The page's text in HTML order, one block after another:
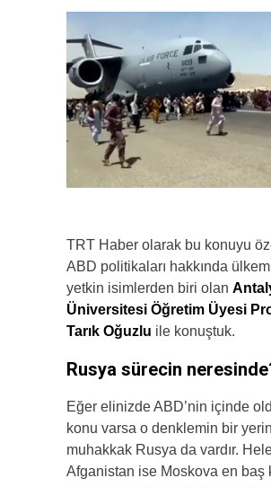
TRT Haber olarak bu konuyu
ABD politikaları hakkında
yetkin isimlerden biri olan
Üniversitesi Öğretim Üyesi
Tarık Oğuzlu ile konuştuk.
Rusya sürecin
Eğer elinizde ABD’nin içinde
konu varsa o denklemin bir
muhakkak Rusya da vardır.
Afganistan ise Moskova en baş